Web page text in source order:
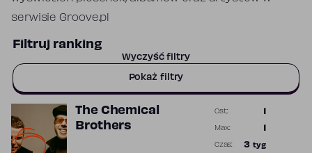
serwisie Groove.pl
Filtruj ranking
Wyczyść filtry
Pokaż filtry
The Chemical
Brothers
Ost.:
Max.:
3 tyg
Czas: